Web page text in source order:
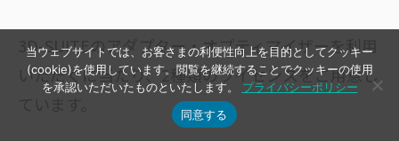
3D-SUITEのアダプター・オプティマイザーを利用
いただくに当たり、2種類のライセンスをご用意し
当ウェブサイトでは、お客さまの利便性向上を目的としてクッキー
(cookie)を使用しています。閲覧を継続することでクッキーの使用
を承認いただいたものといたします。 プライバシーポリシー
同意する